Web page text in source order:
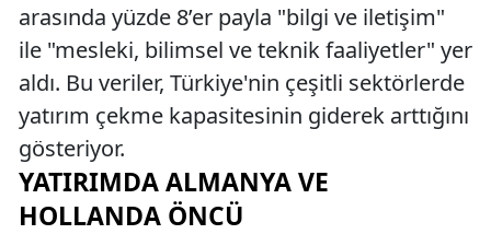
arasında yüzde 8’er payla "bilgi ve iletişim"
ile "mesleki, bilimsel ve teknik faaliyetler" yer
aldı. Bu veriler, Türkiye'nin çeşitli sektörlerde
yatırım çekme kapasitesinin giderek arttığını
gösteriyor.
YATIRIMDA ALMANYA VE
HOLLANDA ÖNCÜ